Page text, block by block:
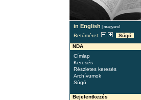
in English | magyarul
Betűméret:
Súgó
NDA
Címlap
Keresés
Részletes keresés
Archívumok
Súgó
Bejelentkezés